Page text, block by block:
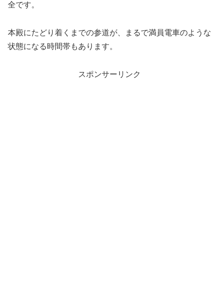
全です。
本殿にたどり着くまでの参道が、まるで満員電車のような
状態になる時間帯もあります。
スポンサーリンク